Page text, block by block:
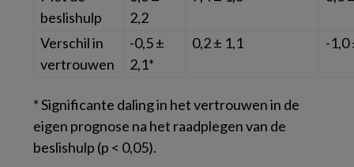
beslishulp
2,2
Verschil in
vertrouwen
-0,5 ±
2,1*
0,2 ± 1,1 -1,0
* Significante daling in het vertrouwen in de
eigen prognose na het raadplegen van de
beslishulp (p < 0,05).